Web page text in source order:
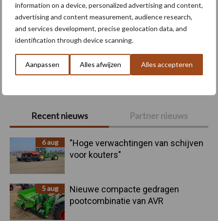
information on a device, personalized advertising and content,
advertising and content measurement, audience research,
and services development, precise geolocation data, and
identification through device scanning.
Aanpassen Alles afwijzen Alles accepteren
Primaire
Sidebar
Recent nieuws Partner nieuws
6 aug
"Hoge verwachtingen van schijven
voor kouters"
5 aug
Nieuwe compacte gedragen
pootcombinatie van AVR
Machines Duurzaamheid
Toon meer